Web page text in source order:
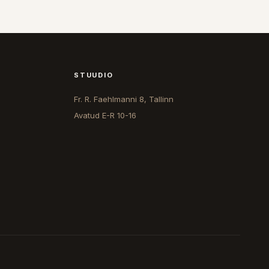
STUUDIO
Fr. R. Faehlmanni 8, Tallinn
Avatud E-R 10-16